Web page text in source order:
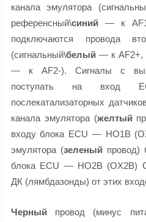
канала эмулятора
референсный\синий— к AF1-
подключаются провода
(сигнальный\белый— к AF2+,
— к AF2-). Сигналы с
поступать на вход
послекатализаторных
канала эмулятора (желтый
входу блока ECU — HO1B
эмулятора (зеленыйпровод)
блока ECU — HO2B (OX2B)
ДК (лямбдазонды) от этих
Черныйпровод (минус